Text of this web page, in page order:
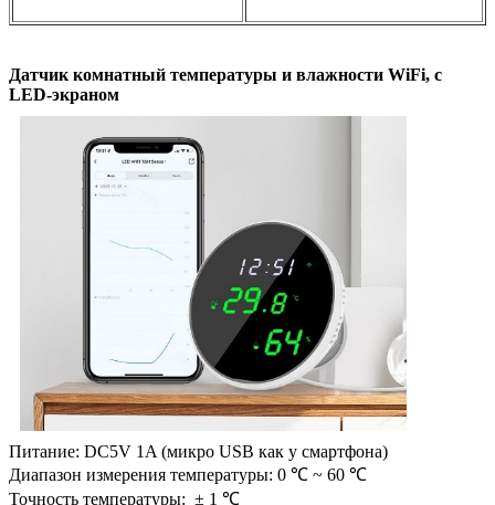
Датчик комнатный температуры и влажности WiFi, с
LED-экраном
Питание: DC5V 1A (микро USB как у смартфона)
Диапазон измерения температуры: 0 ℃ ~ 60 ℃
Точность температуры: ± 1 ℃